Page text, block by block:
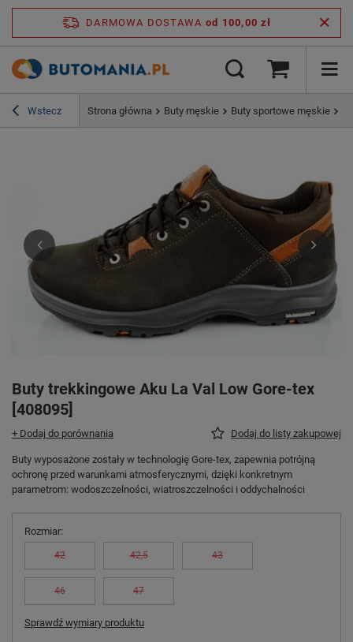
DARMOWA DOSTAWA od 100,00 zł
Wstecz Strona główna Buty męskie Buty sportowe męskie
Buty trekkingowe Aku La Val Low Gore-tex
[408095]
+ Dodaj do porównania Dodaj do listy zakupowej
Buty wyposażone zostały w technologię Gore-tex, zapewnia potrójną
ochronę przed warunkami atmosferycznymi, dzięki konkretnym
parametrom: wodoszczelności, wiatroszczelności i oddychalności
Rozmiar
42 42,5 43
46 47
Sprawdź wymiary produktu